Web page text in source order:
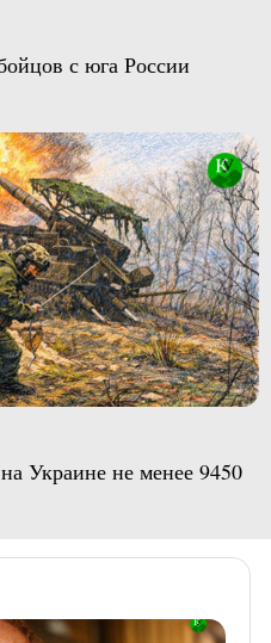
с юга России
Украине не менее 9450